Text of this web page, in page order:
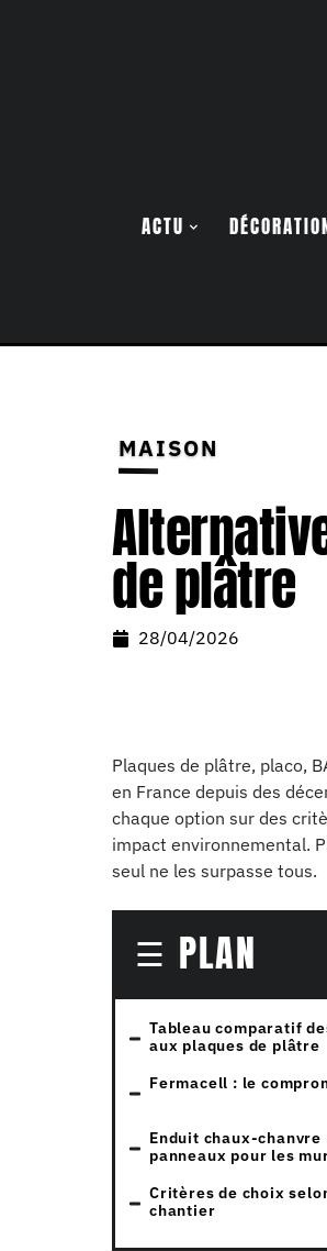
ACTU
MAISON
de plâtre
28/04/2026
Plaques de plâtre, placo,
en France depuis des
chaque option sur des
impact environnemental.
seul ne les surpasse tous.
PLAN
Tableau comparatif
aux plaques de plâtre
Fermacell : le
Enduit chaux-
panneaux pour les
Critères de choix
chantier